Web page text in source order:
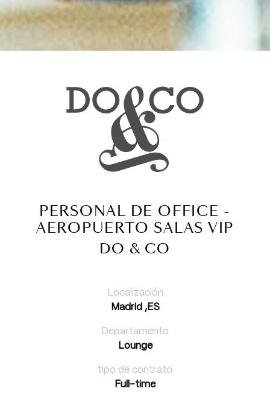
PERSONAL DE OFFICE -
AEROPUERTO SALAS VIP
DO & CO
Localización
Madrid ,ES
Departamento
Lounge
tipo de contrato
Full-time